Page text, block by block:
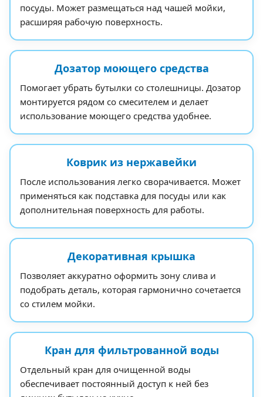
посуды. Может размещаться над чашей мойки,
расширяя рабочую поверхность.
Дозатор моющего средства
Помогает убрать бутылки со столешницы. Дозатор
монтируется рядом со смесителем и делает
использование моющего средства удобнее.
Коврик из нержавейки
После использования легко сворачивается. Может
применяться как подставка для посуды или как
дополнительная поверхность для работы.
Декоративная крышка
Позволяет аккуратно оформить зону слива и
подобрать деталь, которая гармонично сочетается
со стилем мойки.
Кран для фильтрованной воды
Отдельный кран для очищенной воды
обеспечивает постоянный доступ к ней без